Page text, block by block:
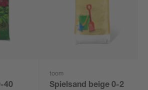
40
toom
Spielsand beige 0-2